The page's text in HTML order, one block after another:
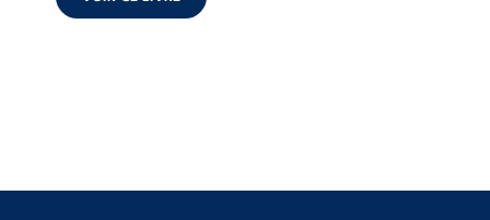
d’existence pour ...